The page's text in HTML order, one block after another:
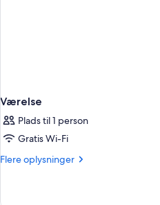
Værelse
Plads til 1 person
Gratis Wi-Fi
Flere oplysninger
Flere